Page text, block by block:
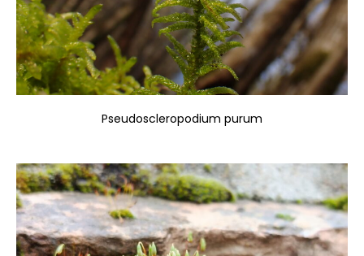
Pseudoscleropodium purum